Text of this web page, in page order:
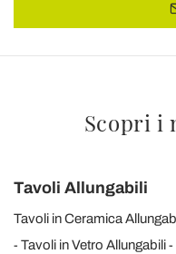
Scopri i
Tavoli Allungabili
Tavoli in Ceramica
Tavoli in Vetro Allungabili